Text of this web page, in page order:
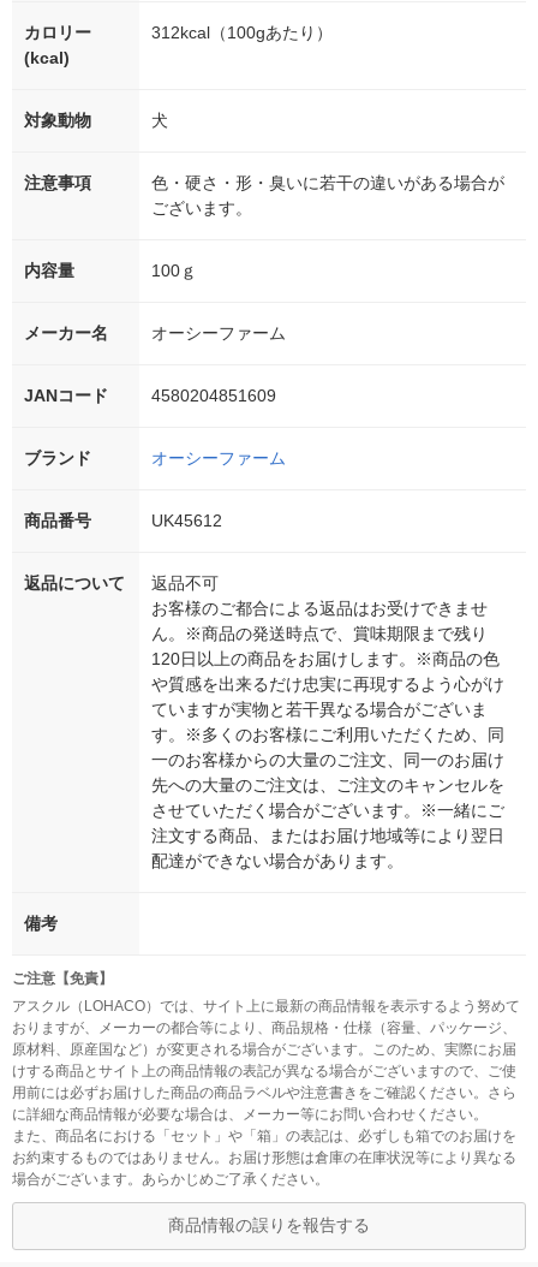
カロリー
(kcal)
312kcal（100gあたり）
対象動物 犬
注意事項
色・硬さ・形・臭いに若干の違いがある場合が
ございます。
内容量 100ｇ
メーカー名 オーシーファーム
JANコード 4580204851609
ブランド オーシーファーム
商品番号 UK45612
返品について
返品不可
お客様のご都合による返品はお受けできませ
ん。※商品の発送時点で、賞味期限まで残り
120日以上の商品をお届けします。※商品の色
や質感を出来るだけ忠実に再現するよう心がけ
ていますが実物と若干異なる場合がございま
す。※多くのお客様にご利用いただくため、同
一のお客様からの大量のご注文、同一のお届け
先への大量のご注文は、ご注文のキャンセルを
させていただく場合がございます。※一緒にご
注文する商品、またはお届け地域等により翌日
配達ができない場合があります。
備考
ご注意【免責】
アスクル（LOHACO）では、サイト上に最新の商品情報を表示するよう努めて
おりますが、メーカーの都合等により、商品規格・仕様（容量、パッケージ、
原材料、原産国など）が変更される場合がございます。このため、実際にお届
けする商品とサイト上の商品情報の表記が異なる場合がございますので、ご使
用前には必ずお届けした商品の商品ラベルや注意書きをご確認ください。さら
に詳細な商品情報が必要な場合は、メーカー等にお問い合わせください。
また、商品名における「セット」や「箱」の表記は、必ずしも箱でのお届けを
お約束するものではありません。お届け形態は倉庫の在庫状況等により異なる
場合がございます。あらかじめご了承ください。
商品情報の誤りを報告する